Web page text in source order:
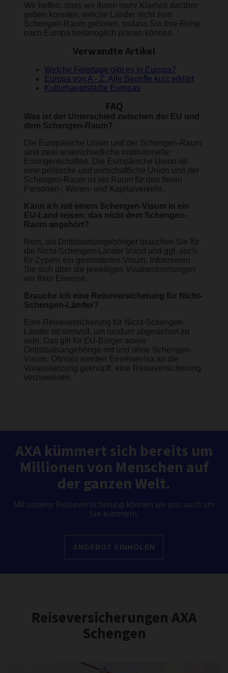
Wir hoffen, dass wir Ihnen mehr Klarheit darüber
geben konnten, welche Länder nicht zum
Schengen-Raum gehören, sodass Sie Ihre Reise
nach Europa bestmöglich planen können.
Verwandte Artikel
Welche Feiertage gibt es in Europa?
Europa von A - Z: Alle Begriffe kurz erklärt
Kulturhauptstädte Europas
FAQ
Was ist der Unterschied zwischen der EU und
dem Schengen-Raum?
Die Europäische Union und der Schengen-Raum
sind zwei unterschiedliche institutionelle
Errungenschaften. Die Europäische Union ist
eine politische und wirtschaftliche Union und der
Schengen-Raum ist ein Raum für den freien
Personen-, Waren- und Kapitalverkehr.
Kann ich mit einem Schengen-Visum in ein
EU-Land reisen, das nicht dem Schengen-
Raum angehört?
Nein, als Drittstaatsangehöriger brauchen Sie für
die Nicht-Schengen-Länder Irland und ggf. auch
für Zypern ein gesondertes Visum. Informieren
Sie sich über die jeweiligen Visabestimmungen
vor Ihrer Einreise.
Brauche ich eine Reiseversicherung für Nicht-
Schengen-Länder?
Eine Reiseversicherung für Nicht-Schengen-
Länder ist sinnvoll, um rundum abgesichert zu
sein. Das gilt für EU-Bürger sowie
Drittstaatsangehörige mit und ohne Schengen-
Visum. Oftmals werden Einreisevisa an die
Voraussetzung geknüpft, eine Reiseversicherung
vorzuweisen.
AXA kümmert sich bereits um
Millionen von Menschen auf
der ganzen Welt.
Mit unserer Reiseversicherung können wir uns auch um
Sie kümmern.
ANGEBOT EINHOLEN
Reiseversicherungen AXA
Schengen